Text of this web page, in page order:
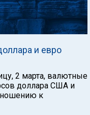
и евро
2 марта, валютные
доллара США и
к